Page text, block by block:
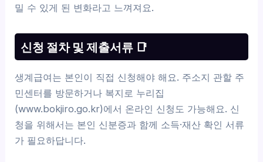
밀 수 있게 된 변화라고 느껴져요.
신청 절차 및 제출서류 📑
생계급여는 본인이 직접 신청해야 해요. 주소지 관할 주
민센터를 방문하거나 복지로 누리집
(www.bokjiro.go.kr)에서 온라인 신청도 가능해요. 신
청을 위해서는 본인 신분증과 함께 소득·재산 확인 서류
가 필요하답니다.